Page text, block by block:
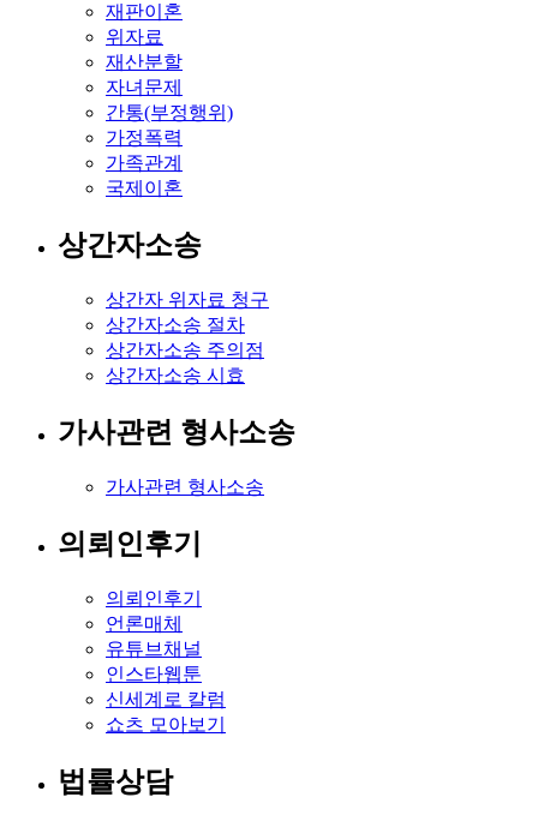
재판이혼
위자료
재산분할
자녀문제
간통(부정행위)
가정폭력
가족관계
국제이혼
상간자소송
상간자 위자료 청구
상간자소송 절차
상간자소송 주의점
상간자소송 시효
가사관련 형사소송
가사관련 형사소송
의뢰인후기
의뢰인후기
언론매체
유튜브채널
인스타웹툰
신세계로 칼럼
쇼츠 모아보기
법률상담